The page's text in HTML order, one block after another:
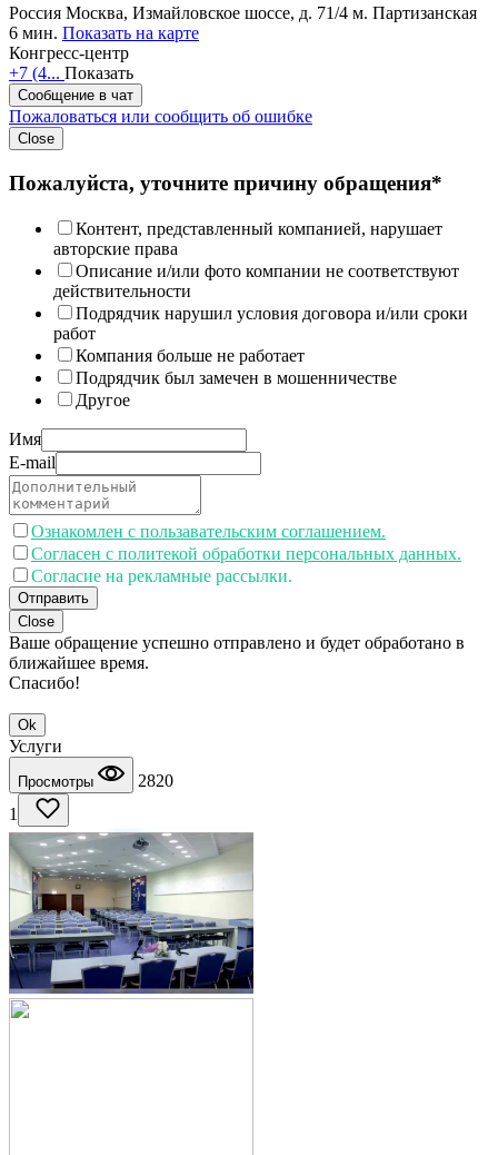
Россия Москва, Измайловское шоссе, д. 71/4 м. Партизанская
6 мин. Показать на карте
Конгресс-центр
+7 (4... Показать
Сообщение в чат
Пожаловаться или сообщить об ошибке
Close
Пожалуйста, уточните причину обращения*
Контент, представленный компанией, нарушает
авторские права
Описание и/или фото компании не соответствуют
действительности
Подрядчик нарушил условия договора и/или сроки
работ
Компания больше не работает
Подрядчик был замечен в мошенничестве
Другое
Имя
E-mail
Ознакомлен с пользавательским соглашением.
Согласен с политекой обработки персональных данных.
Согласие на рекламные рассылки.
Отправить
Close
Ваше обращение успешно отправлено и будет обработано в
ближайшее время.
Спасибо!
Ok
Услуги
Просмотры
2820
1